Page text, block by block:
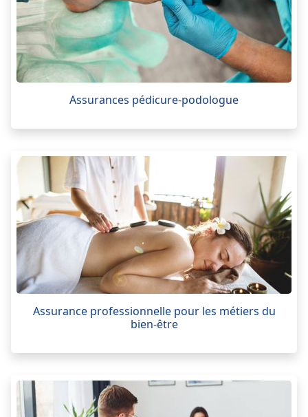
Assurances pédicure-podologue
Assurance professionnelle pour les métiers du
bien-être